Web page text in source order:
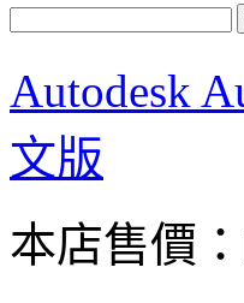
Autodesk
文版
本店售價：